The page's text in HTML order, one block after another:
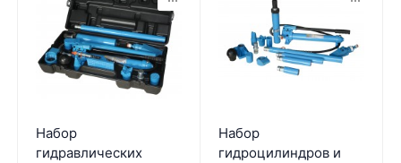
Набор
гидравлических
Набор
гидроцилиндров и